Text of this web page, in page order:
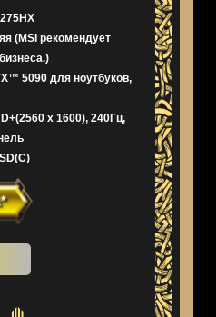
(MSI рекомендует
5090 для ноутбуков,
x 1600), 240Гц,